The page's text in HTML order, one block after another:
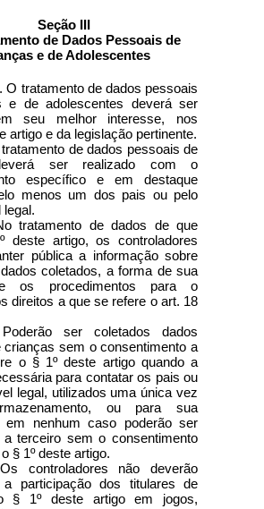
Seção III
de Dados Pessoais de
e de Adolescentes
O tratamento de dados pessoais
e de adolescentes deverá ser
seu melhor interesse, nos
artigo e da legislação pertinente.
tratamento de dados pessoais de
ser realizado com o
específico e em destaque
menos um dos pais ou pelo
legal.
tratamento de dados de que
deste artigo, os controladores
pública a informação sobre
coletados, a forma de sua
os procedimentos para o
direitos a que se refere o art. 18
ser coletados dados
crianças sem o consentimento a
o § 1º deste artigo quando a
para contatar os pais ou
legal, utilizados uma única vez
ou para sua
em nenhum caso poderão ser
a terceiro sem o consentimento
§ 1º deste artigo.
controladores não deverão
a participação dos titulares de
§ 1º deste artigo em jogos,